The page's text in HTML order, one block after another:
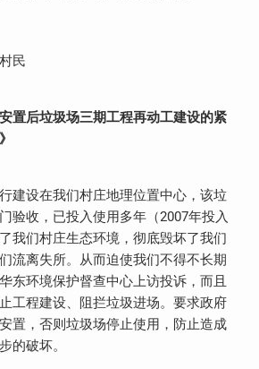
民
置后垃圾场三期工程再动工建设的紧
建设在我们村庄地理位置中心，该垃
验收，已投入使用多年（2007年投入
我们村庄生态环境，彻底毁坏了我们
流离失所。从而迫使我们不得不长期
东环境保护督查中心上访投诉，而且
工程建设、阻拦垃圾进场。要求政府
置，否则垃圾场停止使用，防止造成
的破坏。